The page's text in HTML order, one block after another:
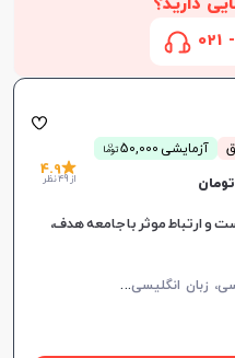
آزمایشی 50,000 توما
ن
4.9
از 49 نظر
و ارتباط موثر با جامعه هدف،
م
کالمه زبان انگلیسی، زبان انگلیسی عمومی، گرامر زبان انگلیسی، زبان انگلیسی آمریکایی، زبان انگلیسی هفتم دبیرستان، زبان انگلیسی هشتم دبیرستان، زبان انگلیسی نهم دبیرستان، زبان انگلیسی دهم دبیرستان، زبان انگلیسی یازدهم دبیرستان، زبان انگلیسی دوازدهم دبیرستان